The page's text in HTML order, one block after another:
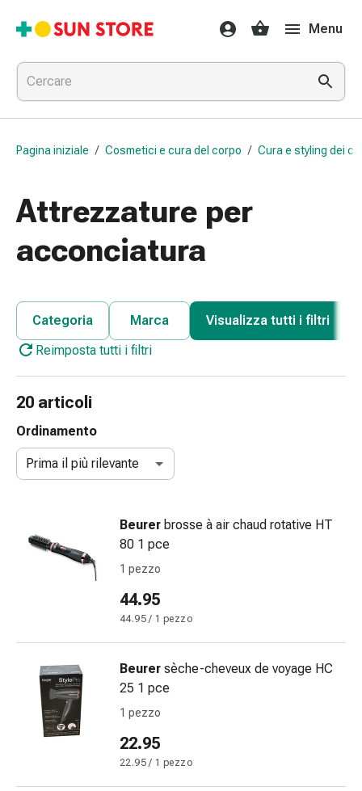
Farmaci
e
trattamenti
Raffreddore
e
influenza
per
Mal
gola
raffreddore
Tosse
Inalatori
nasale
Fazzoletti
per
Raffreddore
Irritazione
e
lesioni
Bende
elastiche
Compresse
piegate
Medicazioni
Menu
Pagina iniziale / Cosmetici e cura del corpo / Cura e styling dei
Attrezzature per
acconciatura
Categoria Marca
Visualizza tutti i filtri
Reimposta tutti i filtri
20 articoli
Ordinamento
Prima il più rilevante
Beurer brosse à air chaud rotative HT
80 1 pce
1 pezzo
44.95
44.95 / 1 pezzo
Beurer sèche-cheveux de voyage HC
25 1 pce
1 pezzo
22.95
22.95 / 1 pezzo